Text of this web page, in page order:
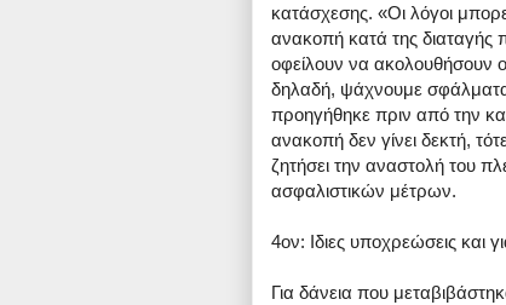
κατάσχεσης. «Οι λόγοι
ανακοπή κατά της διαταγής
οφείλουν να ακολουθήσουν
δηλαδή, ψάχνουμε σφάλματα
προηγήθηκε πριν από την
ανακοπή δεν γίνει δεκτή,
ζητήσει την αναστολή του
ασφαλιστικών μέτρων.
4ον: Ιδιες υποχρεώσεις και
Για δάνεια που